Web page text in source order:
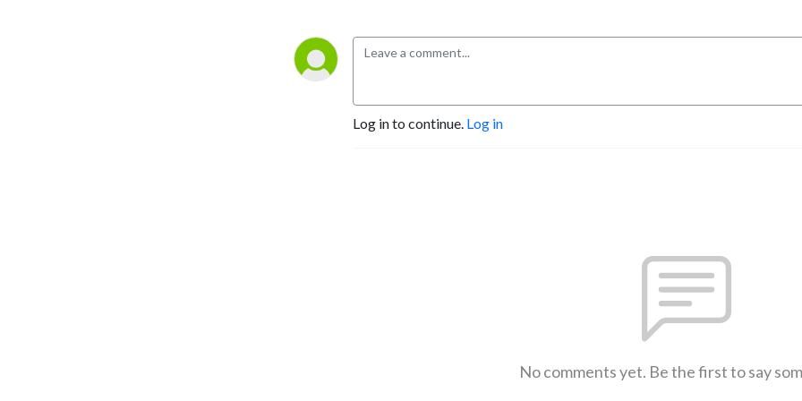
Log in to continue. Log in
No comments yet. Be the first to say